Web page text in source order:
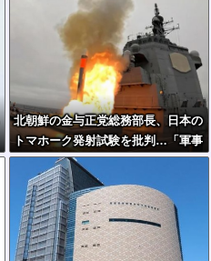
北朝鮮の金与正党総務部長、日本の
トマホーク発射試験を批判…「軍事
的選択肢」警告！